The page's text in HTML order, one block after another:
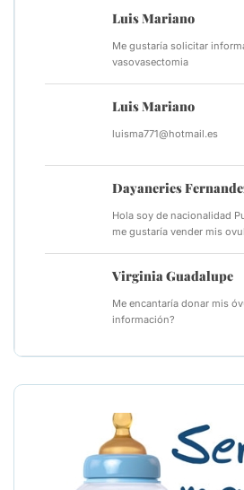
Luis Mariano
Me gustaría solicitar
vasovasectomia
Luis Mariano
luisma771@hotmail.es
Dayaneries
Hola soy de nacionalidad
me gustaría vender mis
Virginia Guadalupe
Me encantaría donar mis
información?